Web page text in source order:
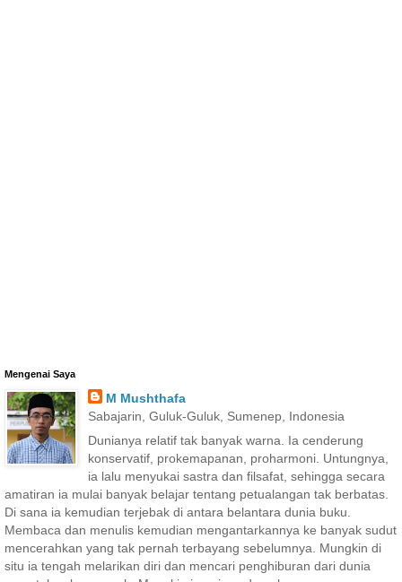
Mengenai Saya
M Mushthafa
Sabajarin, Guluk-Guluk, Sumenep, Indonesia
Dunianya relatif tak banyak warna. Ia cenderung
konservatif, prokemapanan, proharmoni. Untungnya,
ia lalu menyukai sastra dan filsafat, sehingga secara
amatiran ia mulai banyak belajar tentang petualangan tak berbatas.
Di sana ia kemudian terjebak di antara belantara dunia buku.
Membaca dan menulis kemudian mengantarkannya ke banyak sudut
mencerahkan yang tak pernah terbayang sebelumnya. Mungkin di
situ ia tengah melarikan diri dan mencari penghiburan dari dunia